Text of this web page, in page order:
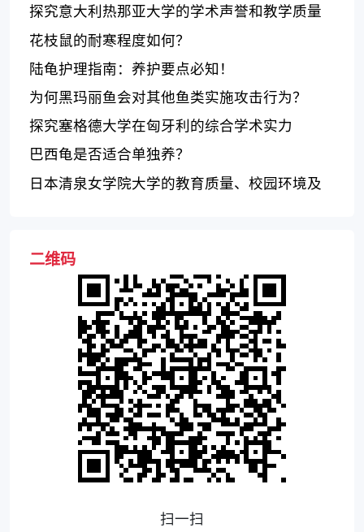
探究意大利热那亚大学的学术声誉和教学质量
花枝鼠的耐寒程度如何？
陆龟护理指南：养护要点必知！
为何黑玛丽鱼会对其他鱼类实施攻击行为？
探究塞格德大学在匈牙利的综合学术实力
巴西龟是否适合单独养？
日本清泉女学院大学的教育质量、校园环境及
二维码
扫一扫